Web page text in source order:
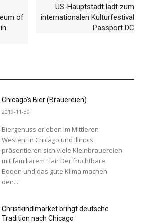
of
US-Hauptstadt lädt zum
internationalen Kulturfestival
Passport DC
Chicago’s Bier (Brauereien)
2019-11-30
Biergenuss erleben im Mittleren
Westen: In Chicago und Illinois
präsentieren sich viele Kleinbrauereien
mit familiärem Flair Der fruchtbare
Boden und das gute Klima machen
den...
Christkindlmarket bringt deutsche
Tradition nach Chicago